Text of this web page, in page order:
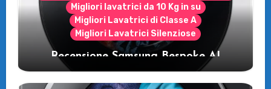
Migliori lavatrici da 10 Kg in su
Migliori Lavatrici di Classe A
Migliori Lavatrici Silenziose
Recensione Samsung Bespoke AI
WW11DB7B94GE/U3: la lavatrice
intelligente che fa risparmiare